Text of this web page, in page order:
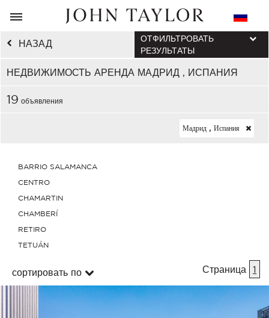
НАЗАД
НЕДВИЖИМОСТЬ АРЕНДА МАДРИД , ИСПАНИЯ
ОТФИЛЬТРОВАТЬ
РЕЗУЛЬТАТЫ
19 объявления
Мадрид , Испания
BARRIO SALAMANCA
CENTRO
CHAMARTIN
CHAMBERÍ
RETIRO
TETUÁN
сортировать по Страница 1